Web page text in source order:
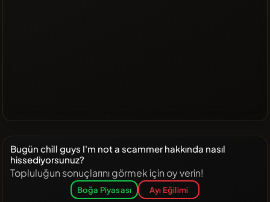
Bugün chill guys I'm not a scammer hakkında nasıl
hissediyorsunuz?
Topluluğun sonuçlarını görmek için oy verin!
Boğa Piyasası Ayı Eğilimi